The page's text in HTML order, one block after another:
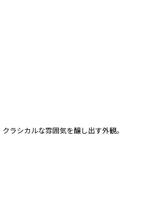
ラシカルな雰囲気を醸し出す外観。